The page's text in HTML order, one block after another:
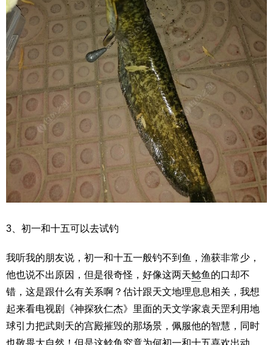
3、初一和十五可以去试钓
我听我的朋友说，初一和十五一般钓不到鱼，渔获非常少，
他也说不出原因，但是很奇怪，好像这两天鲶鱼的口却不
错，这是跟什么有关系啊？估计跟天文地理息息相关，我想
起来看电视剧《神探狄仁杰》里面的天文学家袁天罡利用地
球引力把武则天的宫殿摧毁的那场景，佩服他的智慧，同时